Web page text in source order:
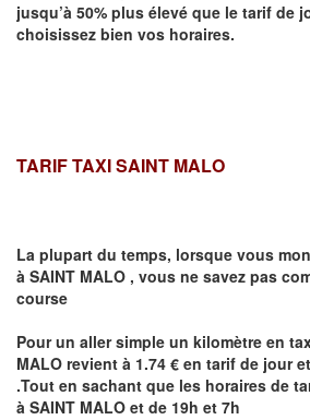
jusqu’à 50% plus élevé que le tarif de
choisissez bien vos horaires.
TARIF TAXI SAINT MALO
La plupart du temps, lorsque vous
à SAINT MALO , vous ne savez pas
course
Pour un aller simple un kilomètre en
MALO revient à 1.74 € en tarif de jour
.Tout en sachant que les horaires de
à SAINT MALO et de 19h et 7h